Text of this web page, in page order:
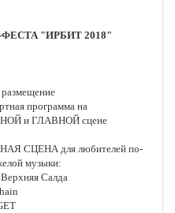
"ИРБИТ 2018"
программа на
и ГЛАВНОЙ сцене
СЦЕНА для любителей по-
музыки:
Салда